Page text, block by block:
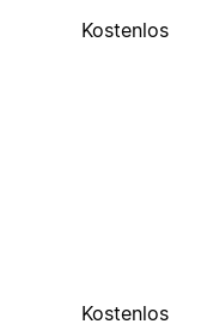
Kostenlos
Kostenlos